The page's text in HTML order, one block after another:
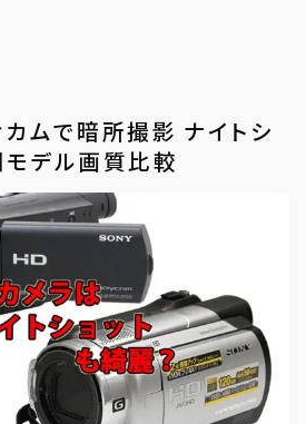
カムで暗所撮影 ナイトシ
モデル画質比較